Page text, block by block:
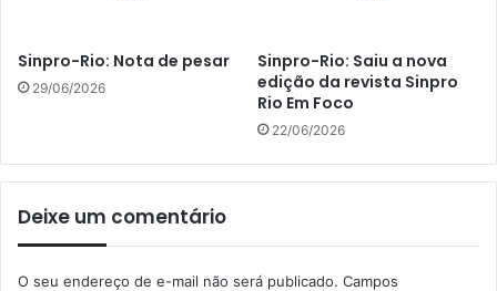
Sinpro-Rio: Nota de pesar
29/06/2026
Sinpro-Rio: Saiu a nova
edição da revista Sinpro
Rio Em Foco
22/06/2026
Deixe um comentário
O seu endereço de e-mail não será publicado. Campos